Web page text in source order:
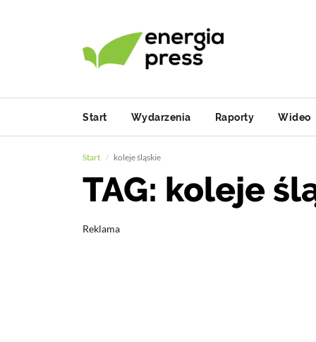
Start Wydarzenia Raporty Wideo
Start koleje śląskie
TAG: koleje
Reklama